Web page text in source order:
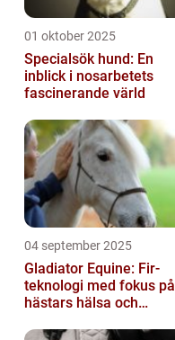
01 oktober 2025
Specialsök hund: En
inblick i nosarbetets
fascinerande värld
04 september 2025
Gladiator Equine: Fir-
teknologi med fokus på
hästars hälsa och